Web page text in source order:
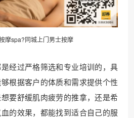
摩spa?同城上门男士按摩
经过严格筛选和专业培训的，具
根据客户的体质和需求提供个性
要舒缓肌肉疲劳的推拿，还是希
的效果，都能找到适合自己的服